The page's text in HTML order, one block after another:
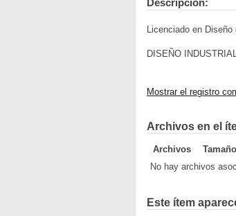
Descripción:
Licenciado en Diseño
DISEÑO
Mostrar el registro
Archivos en el
Archivos Tamaño
No hay archivos
Este ítem